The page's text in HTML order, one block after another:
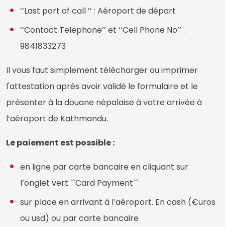
‘‘Last port of call ’’ : Aéroport de départ
‘‘Contact Telephone’’ et ‘‘Cell Phone No’’ :
9841833273
Il vous faut simplement télécharger ou imprimer
l'attestation après avoir validé le formulaire et le
présenter à la douane népalaise à votre arrivée à
l’aéroport de Kathmandu.
Le paiement est possible :
en ligne par carte bancaire en cliquant sur
l’onglet vert ``Card Payment``
sur place en arrivant à l’aéroport. En cash (€uros
ou usd) ou par carte bancaire